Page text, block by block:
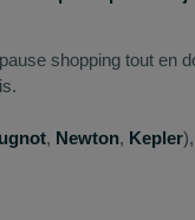
shopping tout
, Newton, Kepler